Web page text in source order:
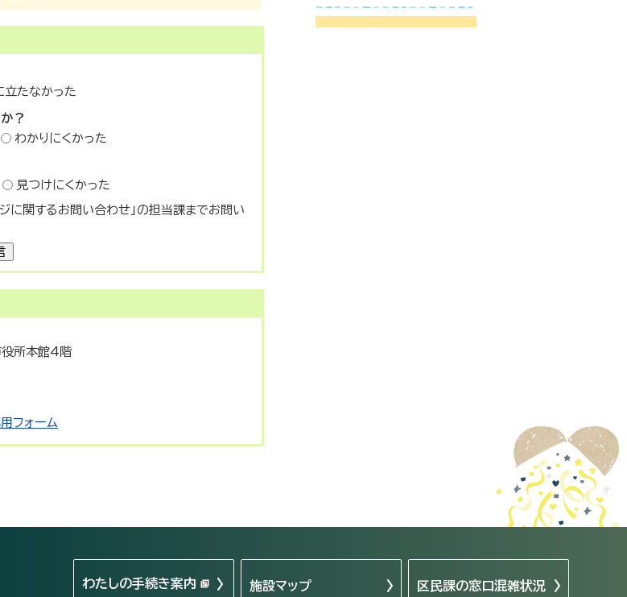
立たなかった
？
わかりにくかった
見つけにくかった
に関するお問い合わせ」の担当課までお問い
所本館4階
フォーム
わたしの手続き案内 施設マップ 区民課の窓口混雑状況